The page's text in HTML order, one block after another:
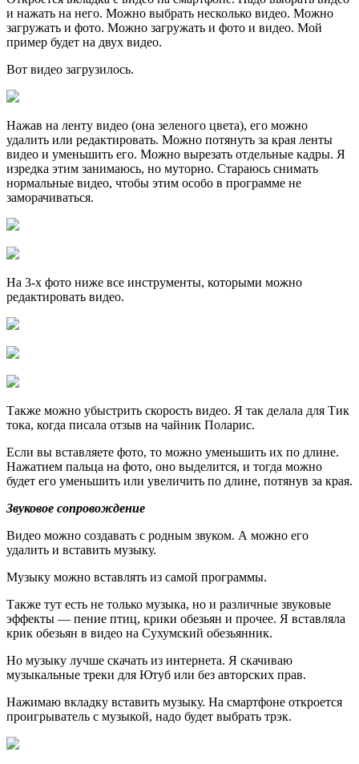
и нажать на него. Можно выбрать несколько видео. Можно
загружать и фото. Можно загружать и фото и видео. Мой
пример будет на двух видео.
Вот видео загрузилось.
Нажав на ленту видео (она зеленого цвета), его можно
удалить или редактировать. Можно потянуть за края ленты
видео и уменьшить его. Можно вырезать отдельные кадры. Я
изредка этим занимаюсь, но муторно. Стараюсь снимать
нормальные видео, чтобы этим особо в программе не
заморачиваться.
На 3-х фото ниже все инструменты, которыми можно
редактировать видео.
Также можно убыстрить скорость видео. Я так делала для Тик
тока, когда писала отзыв на чайник Поларис.
Если вы вставляете фото, то можно уменьшить их по длине.
Нажатием пальца на фото, оно выделится, и тогда можно
будет его уменьшить или увеличить по длине, потянув за края.
Звуковое сопровождение
Видео можно создавать с родным звуком. А можно его
удалить и вставить музыку.
Музыку можно вставлять из самой программы.
Также тут есть не только музыка, но и различные звуковые
эффекты — пение птиц, крики обезьян и прочее. Я вставляла
крик обезьян в видео на Сухумский обезьянник.
Но музыку лучше скачать из интернета. Я скачиваю
музыкальные треки для Ютуб или без авторских прав.
Нажимаю вкладку вставить музыку. На смартфоне откроется
проигрыватель с музыкой, надо будет выбрать трэк.